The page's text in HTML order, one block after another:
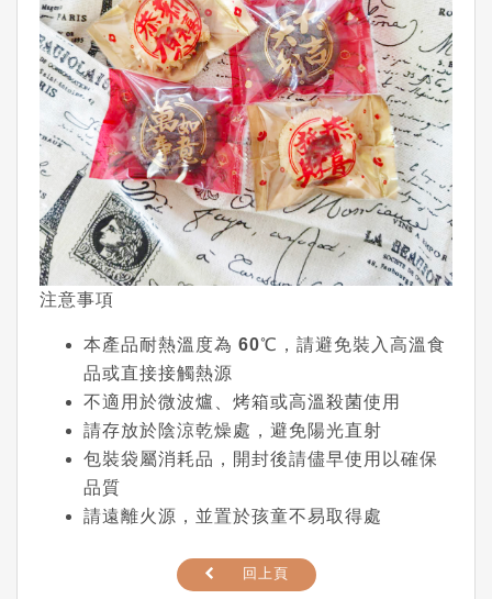
注意事項
本產品耐熱溫度為 60℃ ，請避免裝入高溫食
品或直接接觸熱源
不適用於微波爐、烤箱或高溫殺菌使用
請存放於陰涼乾燥處，避免陽光直射
包裝袋屬消耗品，開封後請儘早使用以確保
品質
請遠離火源，並置於孩童不易取得處
回上頁